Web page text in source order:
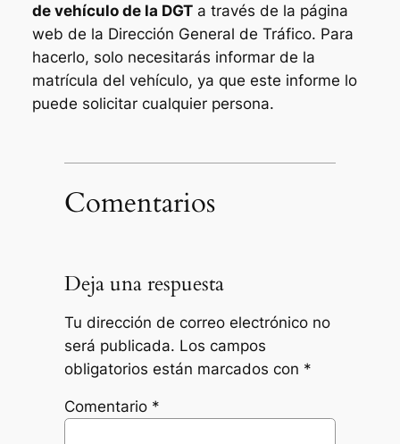
de vehículo de la DGTa través de la página
web de la Dirección General de Tráfico. Para
hacerlo, solo necesitarás informar de la
matrícula del vehículo, ya que este informe lo
puede solicitar cualquier persona.
Comentarios
Deja una respuesta
Tu dirección de correo electrónico no
será publicada. Los campos
obligatorios están marcados con *
Comentario *